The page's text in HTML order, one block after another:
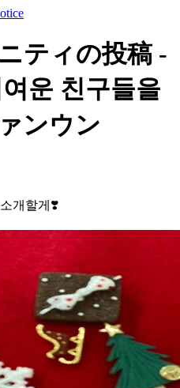
ティの投稿 -
운 친구들을
ンウン
개할게❣️